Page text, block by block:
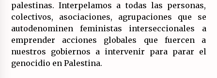
palestinas. Interpelamos a todas las personas,
colectivos, asociaciones, agrupaciones que se
autodenominen feministas interseccionales a
emprender acciones globales que fuercen a
nuestros gobiernos a intervenir para parar el
genocidio en Palestina.